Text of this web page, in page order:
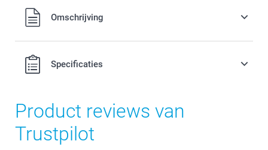
Alle prijzen zijn in EURO (€) inclusief BTW en exclusief
verzendkosten.Omschrijving
Specificaties
Product reviews van
Trustpilot